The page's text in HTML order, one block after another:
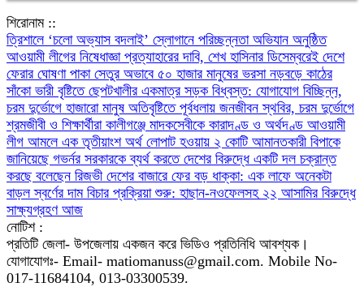
শিরোনাম ::
‎ত্রিশালে ‘চলো অভ্যাস বদলাই’ স্লোগানে পরিচ্ছন্নতা অভিযান অনুষ্ঠিত
আওয়ামী লীগের নিষেধাজ্ঞা প্রত্যাহারের দাবি, শেখ হাসিনার ডিসেম্বরেই দেশে
ফেরার ঘোষণা পাকা সেতুর অভাবে ৫০ হাজার মানুষের ভরসা নড়বড়ে কাঠের
সাঁকো ভারী বৃষ্টিতে ছেপটখালীর একমাত্র সড়ক বিধ্বস্ত: যোগাযোগ বিচ্ছিন্ন,
চরম দুর্ভোগে হাজারো মানুষ অতিবৃষ্টিতে পূর্বধলায় জনজীবন স্থবির, চরম দুর্ভোগে
শ্রমজীবী ও শিক্ষার্থীরা কালীগঞ্জে মাদকসেবীকে কারাদণ্ড ও অর্থদণ্ড আওয়ামী
লীগ আমলে এক তৃতীয়াংশ অর্থ লোপাট হওয়ায় ২ কোটি আমানতকারী বিপাকে
জানিয়েছে গভর্নর সরকারকে ব্যর্থ করতে দেশের বিরুদ্ধে একটি দল চক্রান্ত
করছে বলেছেন রিজভী দেশের বাজারে ফের বড় ধাক্কা: এক লাফে অনেকটা
বাড়ল স্বর্ণের দাম বিচার প্রক্রিয়া শুরু: হাছান-নওফেলসহ ২২ আসামির বিরুদ্ধে
সাক্ষ্যগ্রহণ আজ
নোটিশ :
প্রতিটি জেলা- উপজেলায় একজন করে ভিডিও প্রতিনিধি আবশ্যক।
যোগাযোগঃ- Email- matiomanuss@gmail.com. Mobile No-
017-11684104, 013-03300539.